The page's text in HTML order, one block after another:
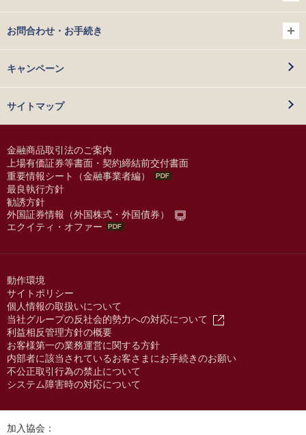
お問合わせ・お手続き
キャンペーン
サイトマップ
金融商品取引法のご案内
上場有価証券等書面・契約締結前交付書面
重要情報シート（金融事業者編）
最良執行方針
勧誘方針
外国証券情報（外国株式・外国債券）
エクイティ・オファー
動作環境
サイトポリシー
個人情報の取扱いについて
当社グループの反社会的勢力への対応について
利益相反管理方針の概要
お客様第一の業務運営に関する方針
内部者に該当されているお客さまにお手続きのお願い
不公正取引行為の禁止について
システム障害時の対応について
加入協会：